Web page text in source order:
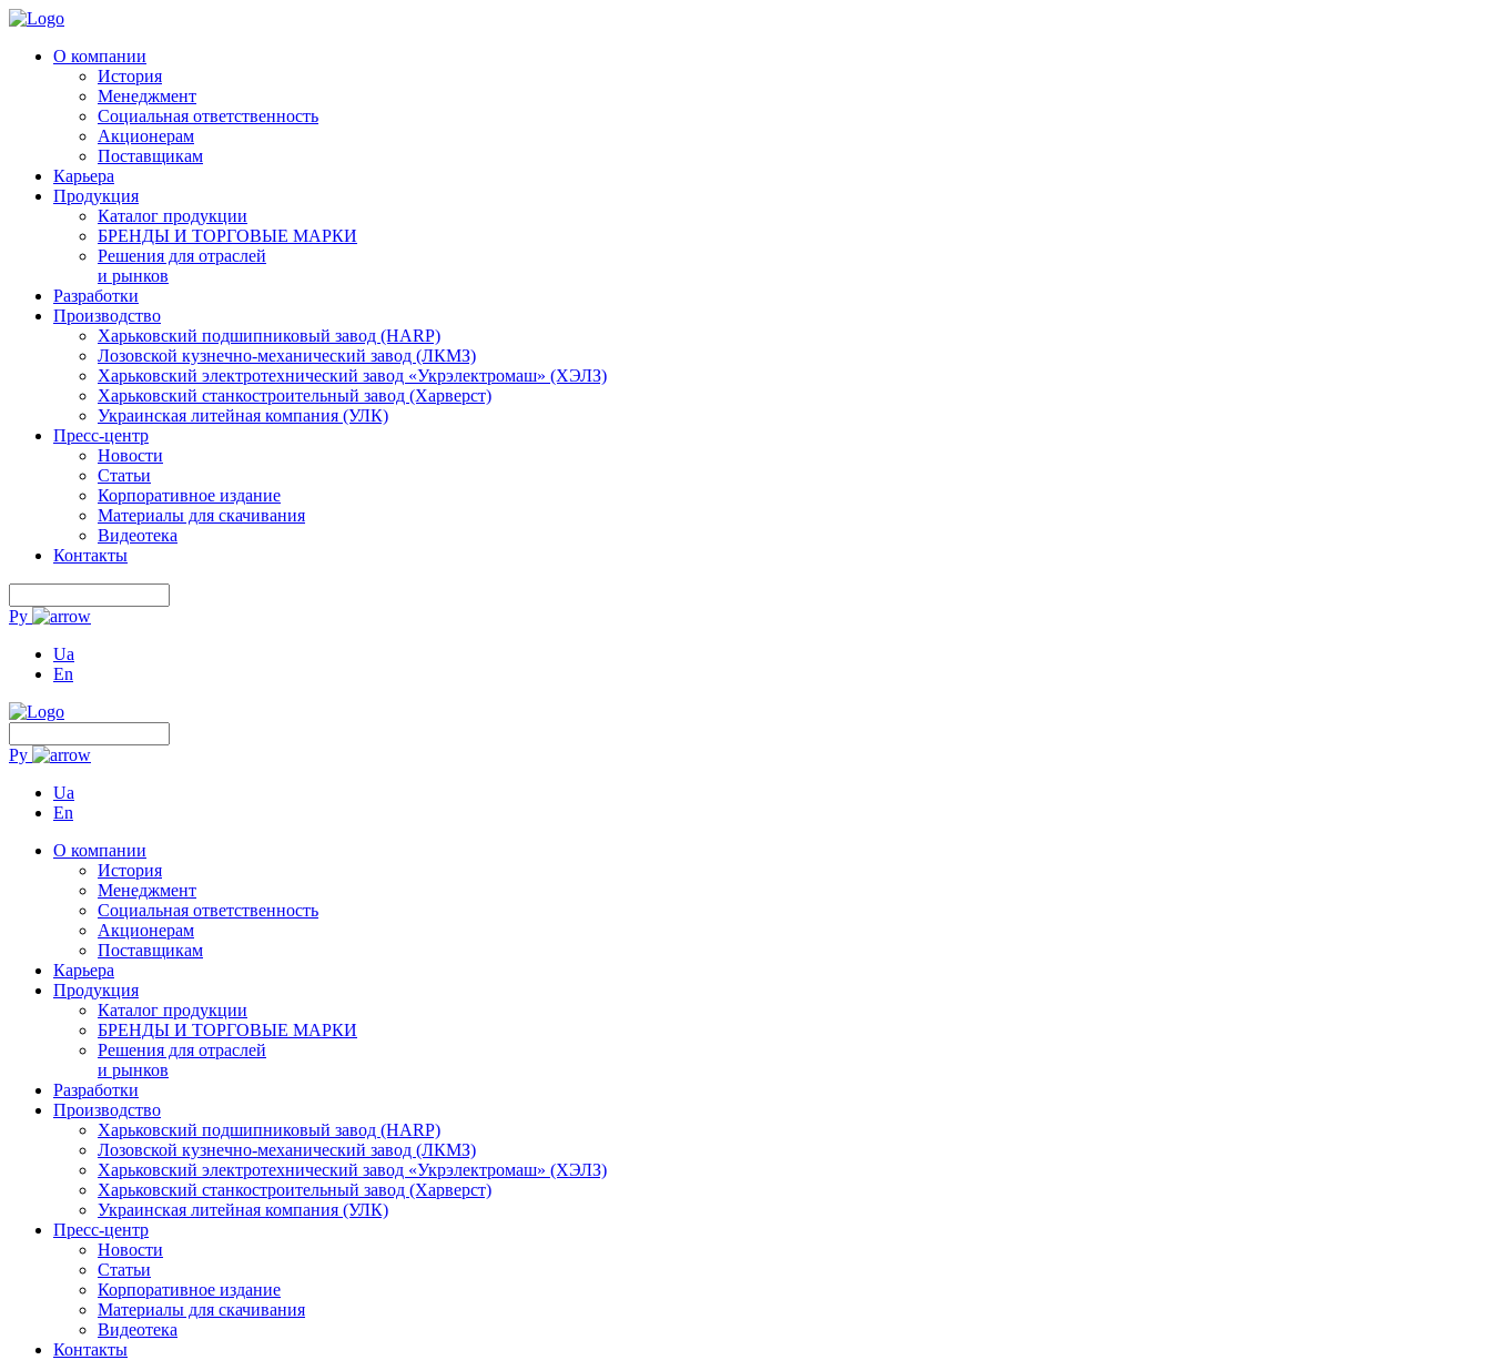
О компании
История
Менеджмент
Социальная ответственность
Акционерам
Поставщикам
Карьера
Продукция
Каталог продукции
БРЕНДЫ И ТОРГОВЫЕ МАРКИ
Решения для отраслей
и рынков
Разработки
Производство
Харьковский подшипниковый завод (HARP)
Лозовской кузнечно-механический завод (ЛКМЗ)
Харьковский электротехнический завод «Укрэлектромаш» (ХЭЛЗ)
Харьковский станкостроительный завод (Харверст)
Украинская литейная компания (УЛК)
Пресс-центр
Новости
Статьи
Корпоративное издание
Материалы для скачивания
Видеотека
Контакты
Ру
Ua
En
Ру
Ua
En
О компании
История
Менеджмент
Социальная ответственность
Акционерам
Поставщикам
Карьера
Продукция
Каталог продукции
БРЕНДЫ И ТОРГОВЫЕ МАРКИ
Решения для отраслей
и рынков
Разработки
Производство
Харьковский подшипниковый завод (HARP)
Лозовской кузнечно-механический завод (ЛКМЗ)
Харьковский электротехнический завод «Укрэлектромаш» (ХЭЛЗ)
Харьковский станкостроительный завод (Харверст)
Украинская литейная компания (УЛК)
Пресс-центр
Новости
Статьи
Корпоративное издание
Материалы для скачивания
Видеотека
Контакты